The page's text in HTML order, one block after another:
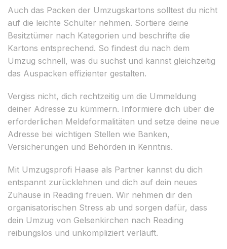
Auch das Packen der Umzugskartons solltest du nicht
auf die leichte Schulter nehmen. Sortiere deine
Besitztümer nach Kategorien und beschrifte die
Kartons entsprechend. So findest du nach dem
Umzug schnell, was du suchst und kannst gleichzeitig
das Auspacken effizienter gestalten.
Vergiss nicht, dich rechtzeitig um die Ummeldung
deiner Adresse zu kümmern. Informiere dich über die
erforderlichen Meldeformalitäten und setze deine neue
Adresse bei wichtigen Stellen wie Banken,
Versicherungen und Behörden in Kenntnis.
Mit Umzugsprofi Haase als Partner kannst du dich
entspannt zurücklehnen und dich auf dein neues
Zuhause in Reading freuen. Wir nehmen dir den
organisatorischen Stress ab und sorgen dafür, dass
dein Umzug von Gelsenkirchen nach Reading
reibungslos und unkompliziert verläuft.